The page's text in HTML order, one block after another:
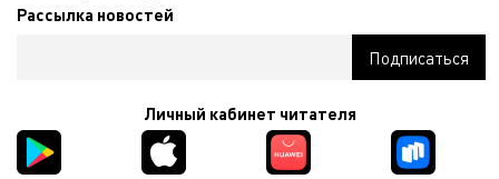
Рассылка новостей
Личный кабинет читателя